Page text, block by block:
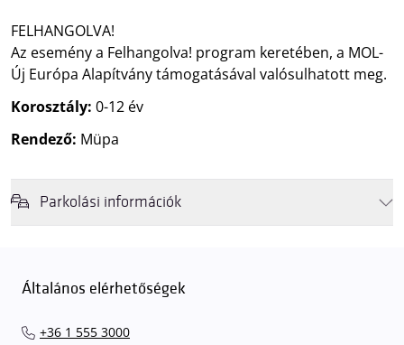
FELHANGOLVA!
Az esemény a Felhangolva! program keretében, a MOL-
Új Európa Alapítvány támogatásával valósulhatott meg.
Korosztály: 0-12 év
Rendező: Müpa
Parkolási információk
érkezéskor megnövekedett várakozási idővel érdemes kalkulálni. Ezt
azt javasoljuk kedves közönségünknek, induljanak
találhassák meg a legideálisabb parkolóhelyet és
Általános elérhetőségek
+36 1 555 3000